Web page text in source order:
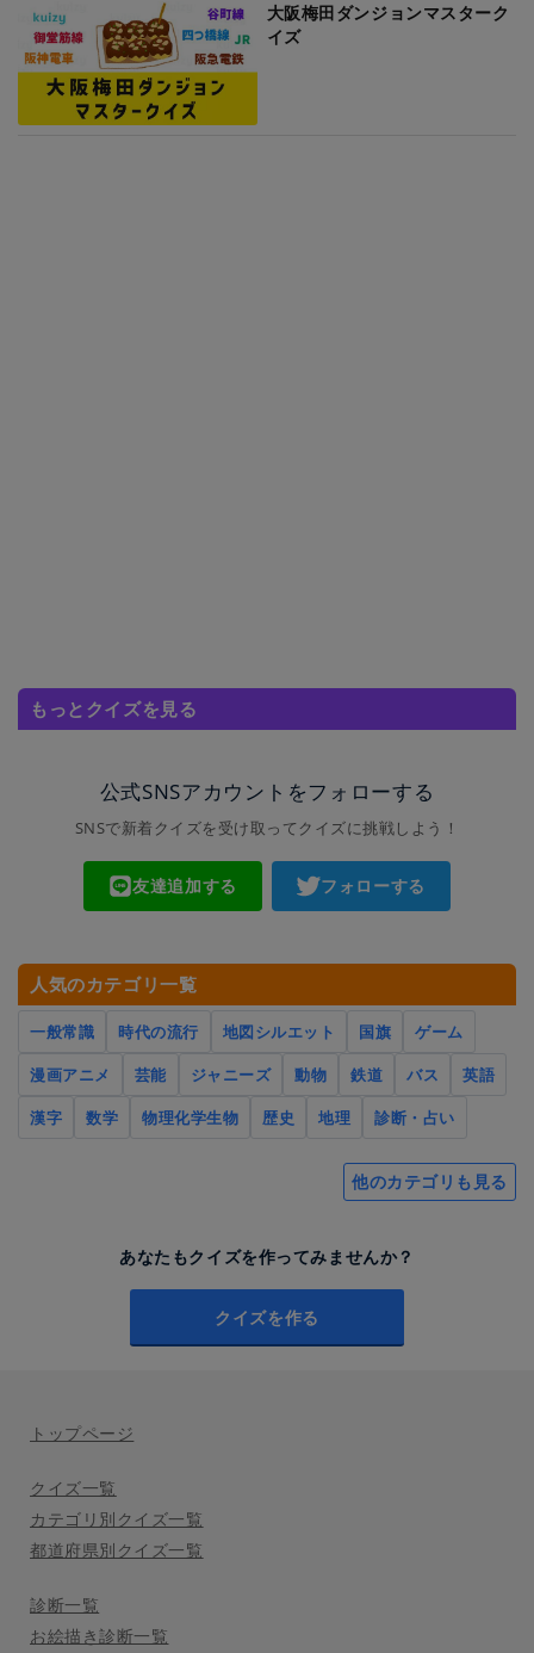
大阪梅田ダンジョンマスターク
イズ
もっとクイズを見る
公式SNSアカウントをフォローする
SNSで新着クイズを受け取ってクイズに挑戦しよう！
友達追加する フォローする
人気のカテゴリ一覧
一般常識 時代の流行 地図シルエット 国旗
ゲーム
漫画アニメ
芸能 ジャニーズ 動物 鉄道 バス
英語
漢字
数学 物理化学生物 歴史 地理 診断・占い
他のカテゴリも見る
あなたもクイズを作ってみませんか？
クイズを作る
トップページ
クイズ一覧
カテゴリ別クイズ一覧
都道府県別クイズ一覧
診断一覧
お絵描き診断一覧